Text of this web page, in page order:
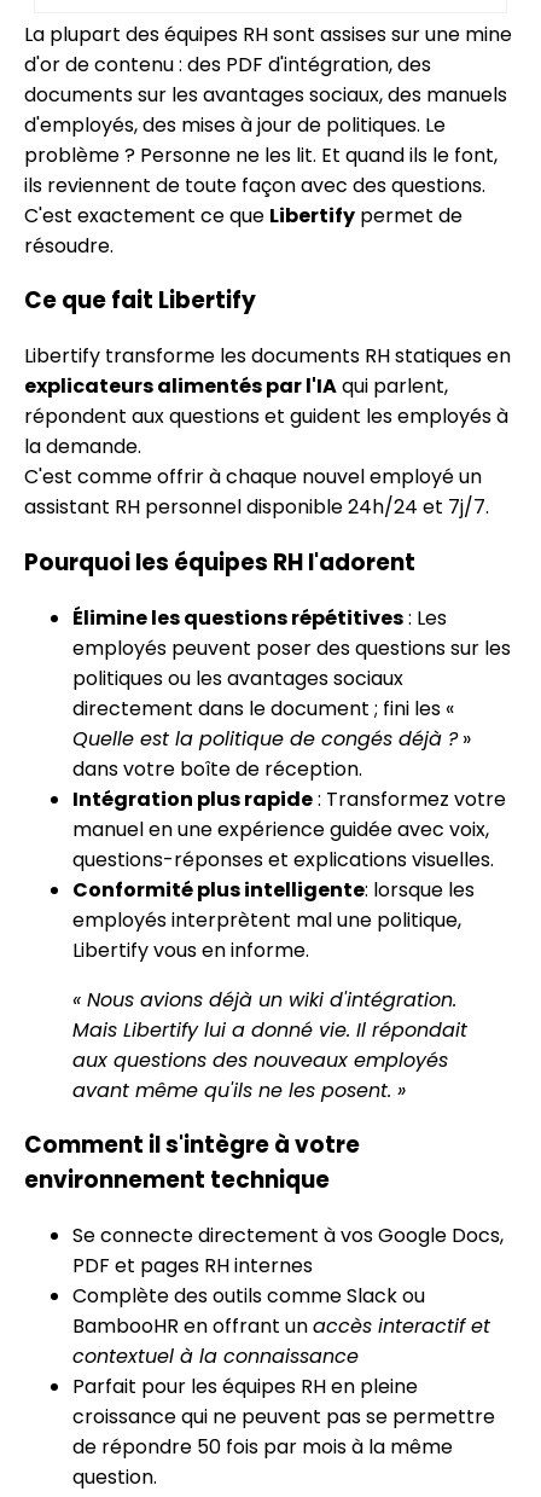
La plupart des équipes RH sont assises sur une mine
d'or de contenu : des PDF d'intégration, des
documents sur les avantages sociaux, des manuels
d'employés, des mises à jour de politiques. Le
problème ? Personne ne les lit. Et quand ils le font,
ils reviennent de toute façon avec des questions.
C'est exactement ce que Libertify permet de
résoudre.
Ce que fait Libertify
Libertify transforme les documents RH statiques en
explicateurs alimentés par l'IAqui parlent,
répondent aux questions et guident les employés à
la demande.
C'est comme offrir à chaque nouvel employé un
assistant RH personnel disponible 24h/24 et 7j/7.
Pourquoi les équipes RH l'adorent
Élimine les questions répétitives: Les
employés peuvent poser des questions sur les
politiques ou les avantages sociaux
directement dans le document ; fini les «
Quelle est la politique de congés déjà ?»
dans votre boîte de réception.
Intégration plus rapide: Transformez votre
manuel en une expérience guidée avec voix,
questions-réponses et explications visuelles.
Conformité plus intelligente: lorsque les
employés interprètent mal une politique,
Libertify vous en informe.
« Nous avions déjà un wiki d'intégration.
Mais Libertify lui a donné vie. Il répondait
aux questions des nouveaux employés
avant même qu'ils ne les posent. »
Comment il s'intègre à votre
environnement technique
Se connecte directement à vos Google Docs,
PDF et pages RH internes
Complète des outils comme Slack ou
BambooHR en offrant unaccès interactif et
contextuel à la connaissance
Parfait pour les équipes RH en pleine
croissance qui ne peuvent pas se permettre
de répondre 50 fois par mois à la même
question.